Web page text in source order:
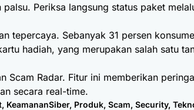
Periksa langsung status paket
tepercaya. Sebanyak 31 persen
hadiah, yang merupakan salah satu
Scam Radar. Fitur ini memberikan
secara real-time.
, KeamananSiber, Produk, Scam, Security,